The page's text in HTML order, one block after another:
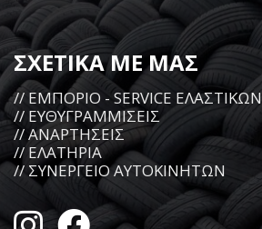
ΣΧΕΤΙΚΑ ΜΕ ΜΑΣ
// ΕΜΠΟΡΙΟ - SERVICE ΕΛΑΣΤΙΚΩΝ
// ΕΥΘΥΓΡΑΜΜΙΣΕΙΣ
// ΑΝΑΡΤΗΣΕΙΣ
// ΕΛΑΤΗΡΙΑ
// ΣΥΝΕΡΓΕΙΟ ΑΥΤΟΚΙΝΗΤΩΝ